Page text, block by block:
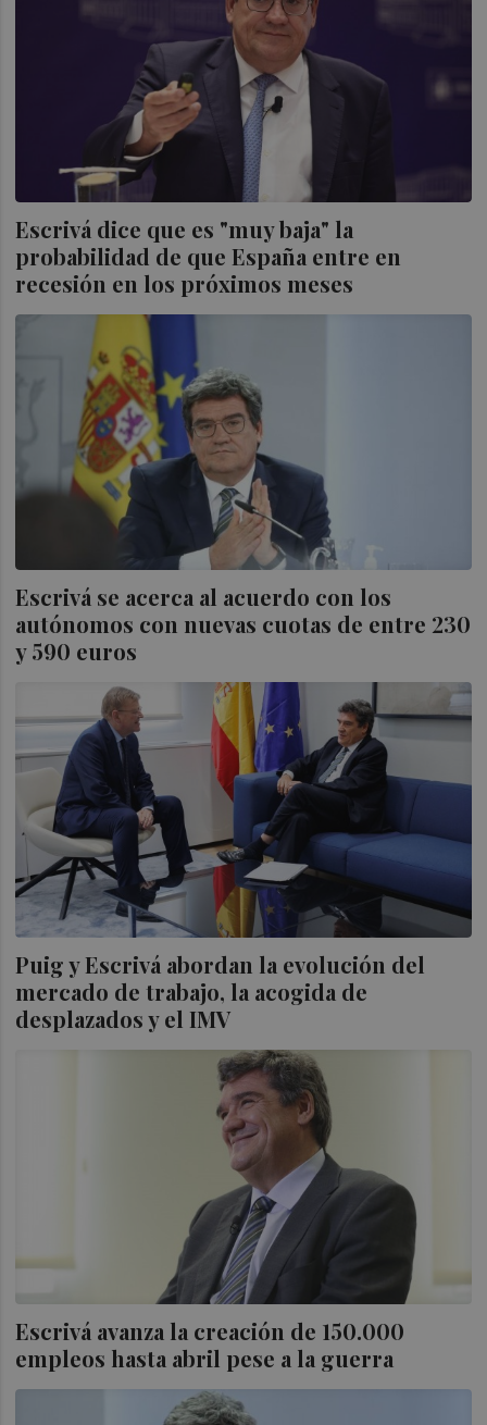
Escrivá dice que es "muy baja" la
probabilidad de que España entre en
recesión en los próximos meses
Escrivá se acerca al acuerdo con los
autónomos con nuevas cuotas de entre 230
y 590 euros
Puig y Escrivá abordan la evolución del
mercado de trabajo, la acogida de
desplazados y el IMV
Escrivá avanza la creación de 150.000
empleos hasta abril pese a la guerra